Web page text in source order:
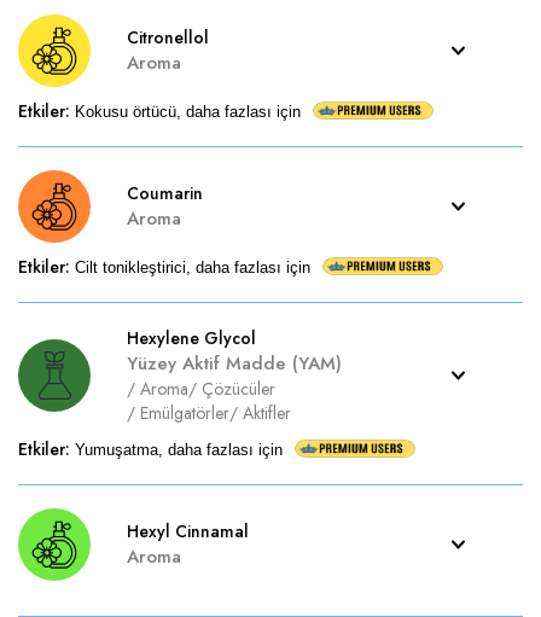
Citronellol
Aroma
Etkiler: Kokusu örtücü, daha fazlası için
Coumarin
Aroma
Etkiler: Cilt tonikleştirici, daha fazlası için
Hexylene Glycol
Yüzey Aktif Madde (YAM)
/ Aroma/ Çözücüler
/ Emülgatörler/ Aktifler
Etkiler: Yumuşatma, daha fazlası için
Hexyl Cinnamal
Aroma